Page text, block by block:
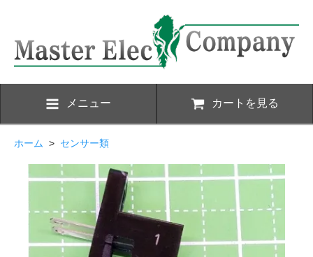
メニュー カートを見る
ホーム > センサー類